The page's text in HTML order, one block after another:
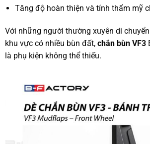
Tăng độ hoàn thiện và tính thẩm mỹ
Với những người thường xuyên di
khu vực có nhiều bùn đất, chắn bùn VF3
là phụ kiện không thể thiếu.